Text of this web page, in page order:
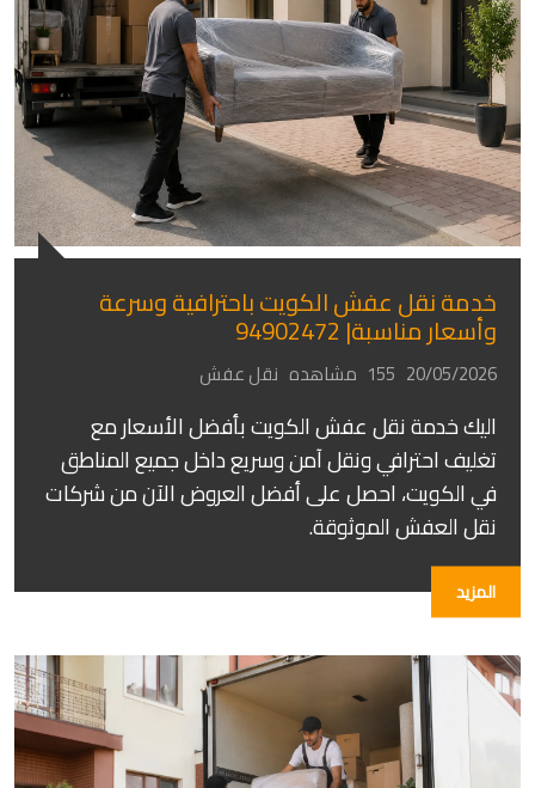
خدمة نقل عفش الكويت باحترافية وسرعة
وأسعار مناسبة| 94902472
20/05/2026 155 مشاهده نقل عفش
اليك خدمة نقل عفش الكويت بأفضل الأسعار مع
تغليف احترافي ونقل آمن وسريع داخل جميع المناطق
في الكويت، احصل على أفضل العروض الآن من شركات
نقل العفش الموثوقة.
المزيد